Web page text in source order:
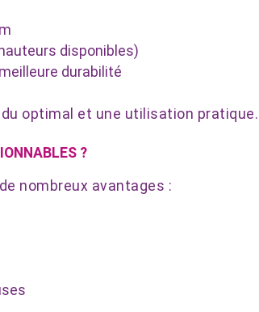
disponibles)
durabilité
optimal et une utilisation pratique.
?
nombreux avantages :